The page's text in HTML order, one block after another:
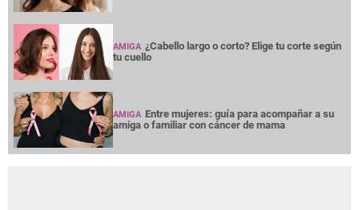
AMIGA ¿Cabello largo o corto? Elige tu corte según
tu cuello
AMIGA Entre mujeres: guía para acompañar a su
amiga o familiar con cáncer de mama